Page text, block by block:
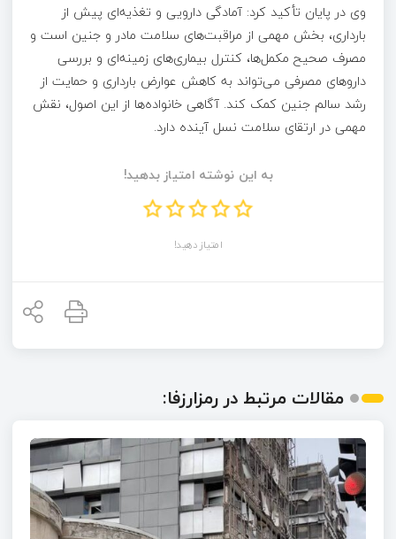
وی در پایان تأکید کرد: آمادگی دارویی و تغذیه‌ای پیش از
بارداری، بخش مهمی از مراقبت‌های سلامت مادر و جنین است و
مصرف صحیح مکمل‌ها، کنترل بیماری‌های زمینه‌ای و بررسی
داروهای مصرفی می‌تواند به کاهش عوارض بارداری و حمایت از
رشد سالم جنین کمک کند. آگاهی خانواده‌ها از این اصول، نقش
مهمی در ارتقای سلامت نسل آینده دارد.
به این نوشته امتیاز بدهید!
امتیاز دهید!
مقالات مرتبط در رمزارزفا: